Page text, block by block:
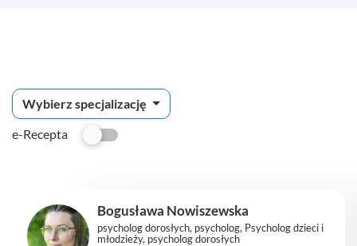
Wybierz specjalizację
e-Recepta
Bogusława Nowiszewska
psycholog dorosłych, psycholog, Psycholog dzieci i
młodzieży, psycholog dorosłych